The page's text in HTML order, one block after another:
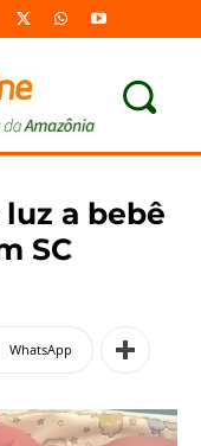
luz a bebê
SC
WhatsApp